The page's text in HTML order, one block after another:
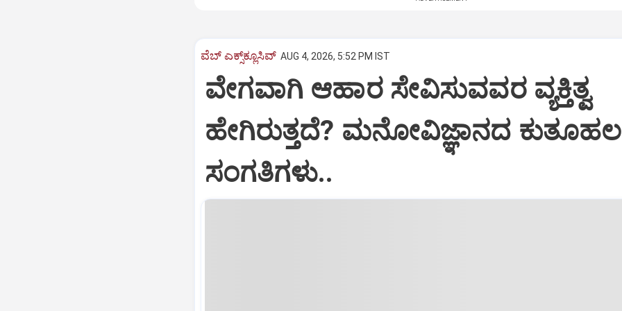
ವೆಬ್ ಎಕ್ಸ್‌ಕ್ಲೂಸಿವ್ AUG 4, 2026, 5:52 PM IST
ವೇಗವಾಗಿ ಆಹಾರ ಸೇವಿಸುವವರ ವ್ಯಕ್ತಿತ್ವ
ಹೇಗಿರುತ್ತದೆ? ಮನೋವಿಜ್ಞಾನದ
ಸಂಗತಿಗಳು..